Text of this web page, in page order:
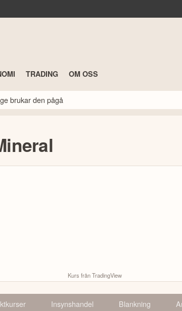
TRADING OM OSS
brukar den pågå
Kurs från TradingView
Insynshandel Blankning